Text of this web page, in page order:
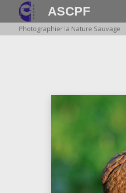
ASCPF
Photographier la Nature Sauvage